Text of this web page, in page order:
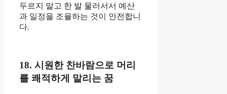
두르지 말고 한 발 물러서서 예산
과 일정을 조율하는 것이 안전합니
다.
18. 시원한 찬바람으로 머리
를 쾌적하게 말리는 꿈